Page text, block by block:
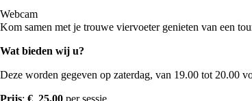
Webcam
Kom samen met je trouwe viervoeter genieten van een
Wat bieden wij u?
Deze worden gegeven op zaterdag, van 19.00 tot 20.00
Prijs: € 25,00 per sessie